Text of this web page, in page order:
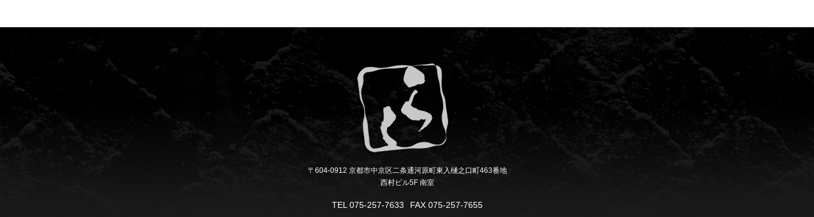
〒604-0912 京都市中京区二条通河原町東入樋之口町463番地
西村ビル5F 南室
TEL 075-257-7633 FAX075-257-7655